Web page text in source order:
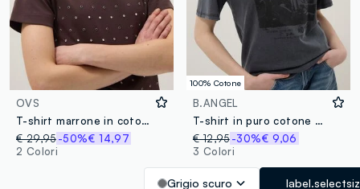
OVS
T-shirt marrone in cotone elasticizzato con borchie regular fit
€ 29,95-50%€ 14,97
2 Colori
100% Cotone
B.ANGEL
T-shirt in puro cotone grigia relaxed fit con stampa
€ 12,95 -30%€ 9,06
3 Colori
Grigio scuro